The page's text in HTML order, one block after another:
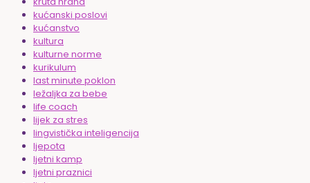
kućanski poslovi
kućanstvo
kultura
kulturne norme
kurikulum
last minute poklon
ležaljka za bebe
life coach
lijek za stres
lingvistička inteligencija
ljepota
ljetni kamp
ljetni praznici